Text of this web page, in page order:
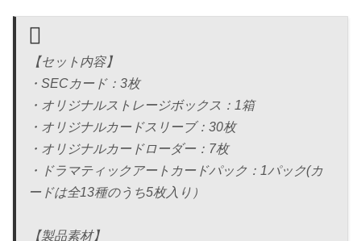
【セット内容】
・SECカード：3枚
・オリジナルストレージボックス：1箱
・オリジナルカードスリーブ：30枚
・オリジナルカードローダー：7枚
・ドラマティックアートカードパック：1パック(カ
ードは全13種のうち5枚入り）
【製品素材】